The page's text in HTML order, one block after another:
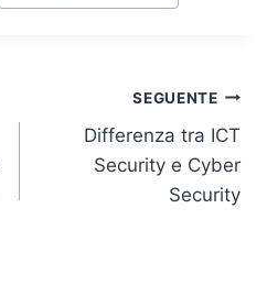
SEGUENTE
Differenza tra ICT
Security e Cyber
Security